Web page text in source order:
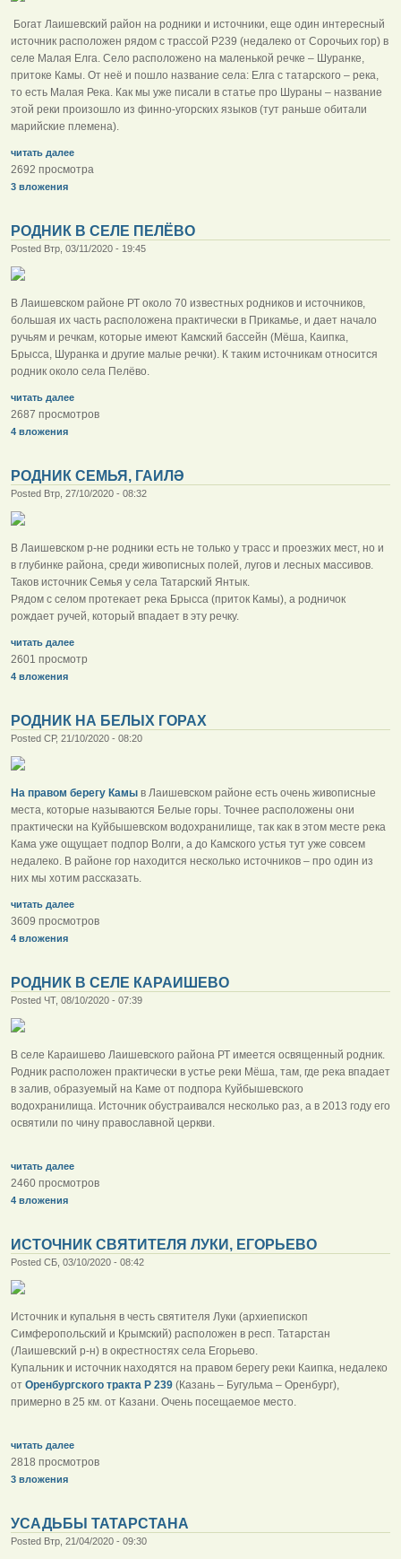
Богат Лаишевский район на родники и источники, еще один интересный
источник расположен рядом с трассой Р239 (недалеко от Сорочьих гор) в
селе Малая Елга. Село расположено на маленькой речке – Шуранке,
притоке Камы. От неё и пошло название села: Елга с татарского – река,
то есть Малая Река. Как мы уже писали в статье про Шураны – название
этой реки произошло из финно-угорских языков (тут раньше обитали
марийские племена).
читать далее
2692 просмотра
3 вложения
РОДНИК В СЕЛЕ ПЕЛЁВО
Posted Втр, 03/11/2020 - 19:45
В Лаишевском районе РТ около 70 известных родников и источников,
большая их часть расположена практически в Прикамье, и дает начало
ручьям и речкам, которые имеют Камский бассейн (Мёша, Каипка,
Брысса, Шуранка и другие малые речки). К таким источникам относится
родник около села Пелёво.
читать далее
2687 просмотров
4 вложения
РОДНИК СЕМЬЯ, ГАИЛӘ
Posted Втр, 27/10/2020 - 08:32
В Лаишевском р-не родники есть не только у трасс и проезжих мест, но и
в глубинке района, среди живописных полей, лугов и лесных массивов.
Таков источник Семья у села Татарский Янтык.
Рядом с селом протекает река Брысса (приток Камы), а родничок
рождает ручей, который впадает в эту речку.
читать далее
2601 просмотр
4 вложения
РОДНИК НА БЕЛЫХ ГОРАХ
Posted СР, 21/10/2020 - 08:20
На правом берегу Камы в Лаишевском районе есть очень живописные
места, которые называются Белые горы. Точнее расположены они
практически на Куйбышевском водохранилище, так как в этом месте река
Кама уже ощущает подпор Волги, а до Камского устья тут уже совсем
недалеко. В районе гор находится несколько источников – про один из
них мы хотим рассказать.
читать далее
3609 просмотров
4 вложения
РОДНИК В СЕЛЕ КАРАИШЕВО
Posted ЧТ, 08/10/2020 - 07:39
В селе Караишево Лаишевского района РТ имеется освященный родник.
Родник расположен практически в устье реки Мёша, там, где река впадает
в залив, образуемый на Каме от подпора Куйбышевского
водохранилища. Источник обустраивался несколько раз, а в 2013 году его
освятили по чину православной церкви.
читать далее
2460 просмотров
4 вложения
ИСТОЧНИК СВЯТИТЕЛЯ ЛУКИ, ЕГОРЬЕВО
Posted СБ, 03/10/2020 - 08:42
Источник и купальня в честь святителя Луки (архиепископ
Симферопольский и Крымский) расположен в респ. Татарстан
(Лаишевский р-н) в окрестностях села Егорьево.
Купальник и источник находятся на правом берегу реки Каипка, недалеко
от Оренбургского тракта Р 239 (Казань – Бугульма – Оренбург),
примерно в 25 км. от Казани. Очень посещаемое место.
читать далее
2818 просмотров
3 вложения
УСАДЬБЫ ТАТАРСТАНА
Posted Втр, 21/04/2020 - 09:30